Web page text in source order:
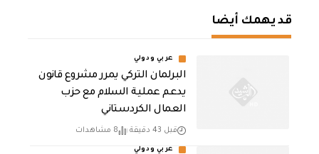
قد يهمك أيضا
عربي ودولي
‏البرلمان التركي يمرر مشروع قانون
يدعم عملية السلام مع حزب
العمال الكردستاني
قبل 43 دقيقة 8 مشاهدات
عربي ودولي